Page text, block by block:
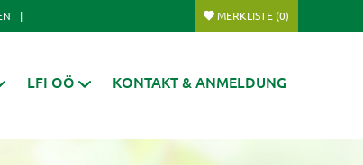
MERKLISTE (0)
LFI OÖ KONTAKT & ANMELDUNG